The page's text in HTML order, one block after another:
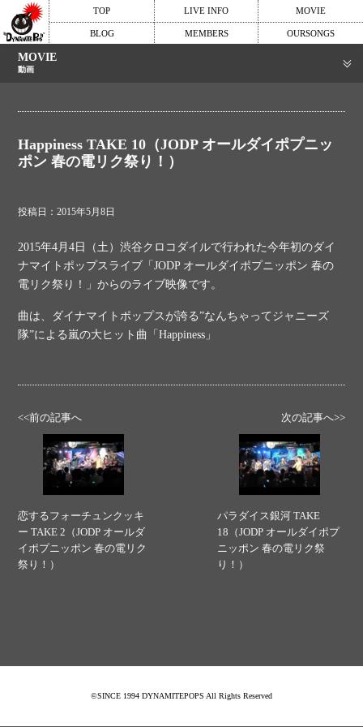
TOP LIVE INFO MOVIE
BLOG MEMBERS OURSONGS
MOVIE
動画
Happiness TAKE 10（JODP オールダイポプニッ
ポン 春の電リク祭り！）
投稿日：2015年5月8日
2015年4月4日（土）渋谷クロコダイルで行われた今年初のダイ
ナマイトポップスライブ「JODP オールダイポプニッポン 春の
電リク祭り！」からのライブ映像です。
曲は、ダイナマイトポップスが誇る”なんちゃってジャニーズ
隊”による嵐の大ヒット曲「Happiness」
<<前の記事へ
恋するフォーチュンクッキ
ー TAKE 2（JODP オールダ
イポプニッポン 春の電リク
祭り！）
次の記事へ>>
パラダイス銀河 TAKE
18（JODP オールダイポプ
ニッポン 春の電リク祭
り！）
©SINCE 1994 DYNAMITEPOPS All Rights Reserved